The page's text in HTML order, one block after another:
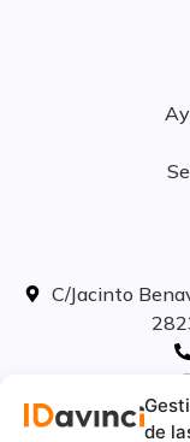
de
C/Jacinto